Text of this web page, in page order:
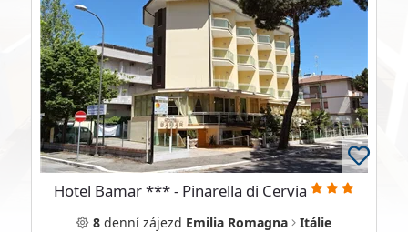
Hotel Bamar *** - Pinarella di Cervia
8 denní zájezd Emilia Romagna
Itálie